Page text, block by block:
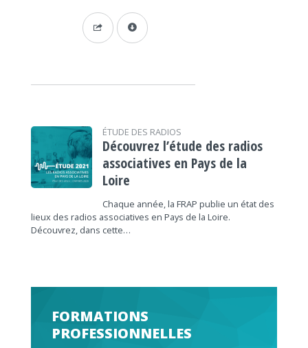
ÉTUDE DES RADIOS
Découvrez l’étude des radios
associatives en Pays de la
Loire
Chaque année, la FRAP publie un état des
lieux des radios associatives en Pays de la Loire.
Découvrez, dans cette…
FORMATIONS
PROFESSIONNELLES